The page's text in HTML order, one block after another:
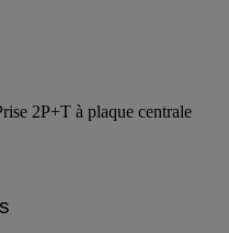
2P+T à plaque centrale